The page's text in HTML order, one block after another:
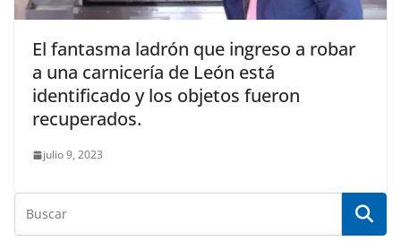
El fantasma ladrón que ingreso a robar
a una carnicería de León está
identificado y los objetos fueron
recuperados.
julio 9, 2023